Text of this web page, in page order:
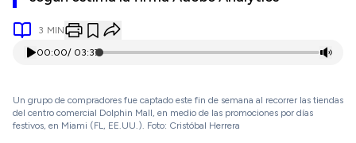
3 MIN
00:00/ 03:37
Un grupo de compradores fue captado este fin de semana al recorrer las tiendas
del centro comercial Dolphin Mall, en medio de las promociones por días
festivos, en Miami (FL, EE.UU.). Foto: Cristóbal Herrera